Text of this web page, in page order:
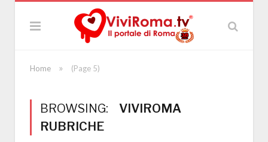
Home » (Page 5)
BROWSING:
VIVIROMA
RUBRICHE